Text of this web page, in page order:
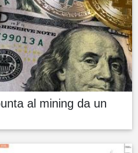
al mining da un